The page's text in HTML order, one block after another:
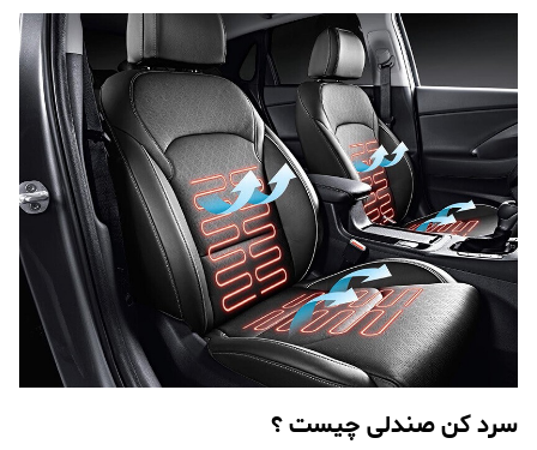
سرد کن صندلی چیست ؟